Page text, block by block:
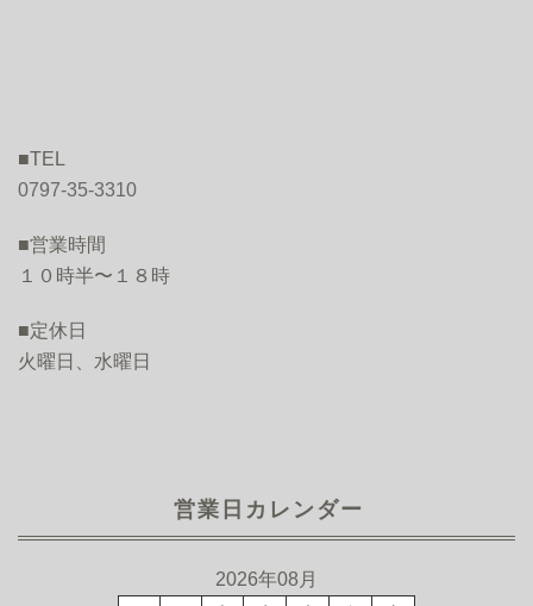
■TEL
0797-35-3310
■営業時間
１０時半〜１８時
■定休日
火曜日、水曜日
営業日カレンダー
2026年08月